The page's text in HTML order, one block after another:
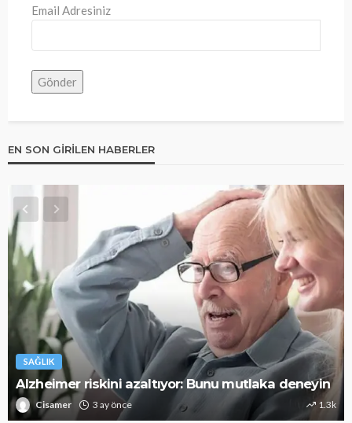
Email Adresiniz
EN SON GIRILEN HABERLER
SAĞLIK
Alzheimer riskini azaltıyor: Bunu mutlaka deneyin
Cisamer 3 ay önce 1.3k